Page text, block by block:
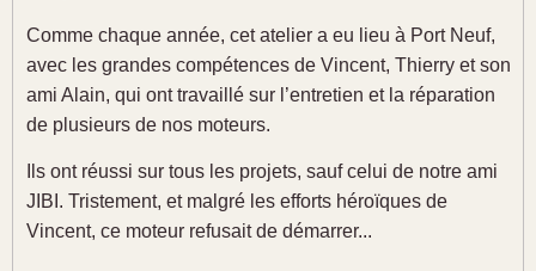
Comme chaque année, cet atelier a eu lieu à Port Neuf,
avec les grandes compétences de Vincent, Thierry et son
ami Alain, qui ont travaillé sur l’entretien et la réparation
de plusieurs de nos moteurs.
Ils ont réussi sur tous les projets, sauf celui de notre ami
JIBI. Tristement, et malgréles efforts héroïques de
Vincent, ce moteur refusait de démarrer...